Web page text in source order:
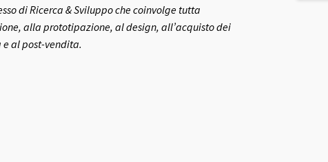
di Ricerca & Sviluppo che coinvolge tutta
alla prototipazione, al design, all’acquisto dei
al post-vendita.